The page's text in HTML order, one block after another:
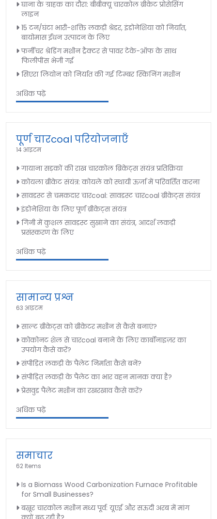
घाना के ग्राहक का दौरा: बीबीक्यू चारकोल ब्रीकेट प्रोसेसिंग
लाइन
15 टन/घंटा भारी-शक्ति लकड़ी श्रेडर, इंडोनेशिया को निर्यात,
बायोमास ईंधन उत्पादन के लिए
फर्नीचर श्रेडिंग मशीन ट्रैक्टर से पावर टेके-ऑफ के साथ
फिलीपींस भेजी गई
सिएरा लियोन को निर्यात की गई टिम्बर स्किनिंग मशीन
अधिक पढ़ें
पूर्ण चारcoal परियोजनाएँ
14 आइटम
गायाना सड़कों की राख चारकोल ब्रिकेट्स संयंत्र प्रतिक्रिया
कोयला ब्रीकेट संयंत्र: कोयले को स्थायी ऊर्जा में परिवर्तित करना
सावडस्ट से चमकदार चारcoal: सावडस्ट चारcoal ब्रीकेट्स संयंत्र
इंडोनेशिया के लिए पूर्ण ब्रीकेट्स संयंत्र
गिनी में कुशल सावडस्ट सुखाने का संयंत्र, आदर्श लकड़ी
प्रसंस्करण के लिए
अधिक पढ़ें
सामान्य प्रश्न
63 आइटम
साल्ट ब्रीकेट्स को ब्रीकेटर मशीन से कैसे बनाएं?
कोकोनट शेल से चारcoal बनाने के लिए कार्बोनाइज़र का
उपयोग कैसे करें?
संपीड़ित लकड़ी के पैलेट निर्माता कैसे बनें?
संपीड़ित लकड़ी के पैलेट का भार वहन मानक क्या है?
प्रेसवुड पैलेट मशीन का रखरखाव कैसे करें?
अधिक पढ़ें
समाचार
62 Items
Is a Biomass Wood Carbonization Furnace Profitable
for Small Businesses?
बख़ूर चारकोल मशीन मध्य पूर्व: यूएई और सऊदी अरब में मांग